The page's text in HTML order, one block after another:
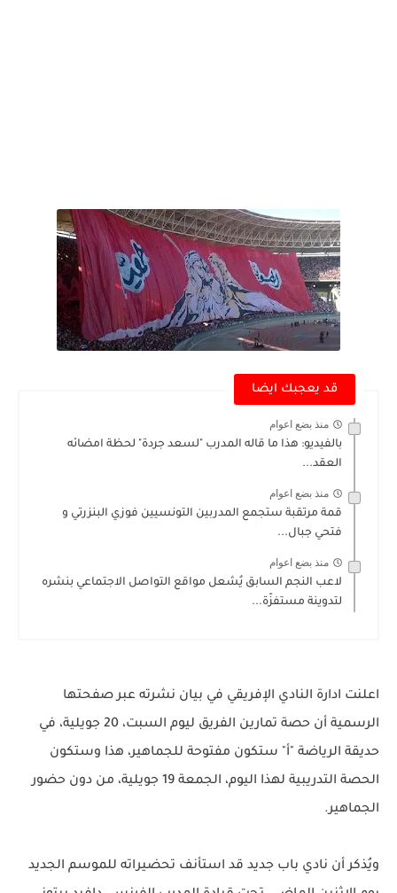
قد يعجبك ايضا
منذ بضع اعوام
بالفيديو: هذا ما قاله المدرب "لسعد جردة" لحظة امضائه
العقد...
منذ بضع اعوام
قمة مرتقبة ستجمع المدربين التونسيين فوزي البنزرتي و
فتحي جبال...
منذ بضع اعوام
لاعب النجم السابق يُشعل مواقع التواصل الاجتماعي بنشره
لتدوينة مستفزّة...
اعلنت ادارة النادي الإفريقي في بيان نشرته عبر صفحتها
الرسمية أن حصة تمارين الفريق ليوم السبت، 20 جويلية، في
حديقة الرياضة "أ" ستكون مفتوحة للجماهير، هذا وستكون
الحصة التدريبية لهذا اليوم، الجمعة 19 جويلية، من دون حضور
الجماهير.
ويُذكر أن نادي باب جديد قد استأنف تحضيراته للموسم الجديد